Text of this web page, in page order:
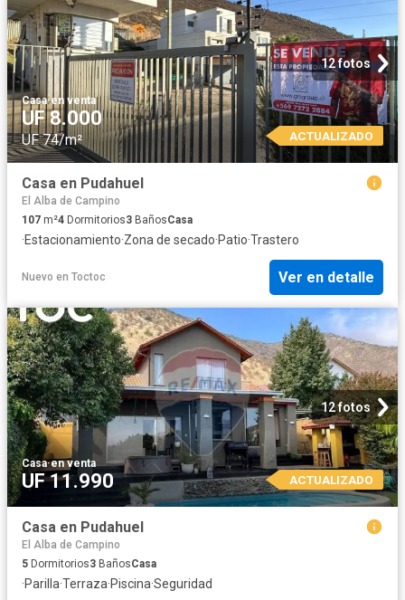
12 fotos
Casa·en venta
UF 8.000
UF 74/m² ACTUALIZADO
Casa en Pudahuel
El Alba de Campino
107 m²4 Dormitorios3 BañosCasa
·Estacionamiento·Zona de secado·Patio·Trastero
Nuevo en Toctoc Ver en detalle
12 fotos
Casa·en venta
UF 11.990 ACTUALIZADO
Casa en Pudahuel
El Alba de Campino
5 Dormitorios3 BañosCasa
·Parilla·Terraza·Piscina·Seguridad